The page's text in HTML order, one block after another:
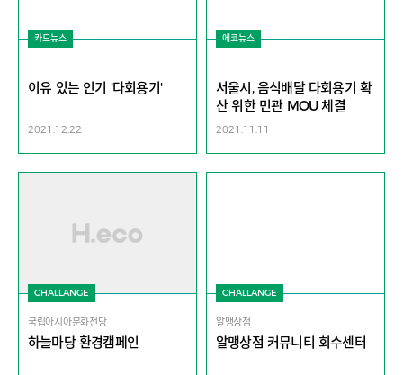
카드뉴스
이유 있는 인기 '다회용기'
2021.12.22
에코뉴스
서울시, 음식배달 다회용기 확
산 위한 민관 MOU 체결
2021.11.11
CHALLANGE
국립아시아문화전당
하늘마당 환경캠페인
CHALLANGE
알맹상점
알맹상점 커뮤니티 회수센터